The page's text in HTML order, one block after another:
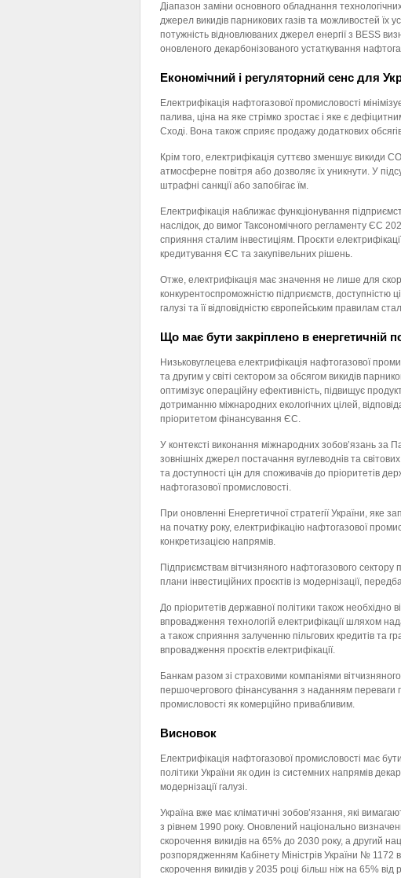
Діапазон заміни основного обладнання
джерел викидів парникових газів та можливостей їх
потужність відновлюваних джерел енергії з BESS
оновленого декарбонізованого устаткування
Економічний і регуляторний сенс для
Електрифікація нафтогазової промисловості
палива, ціна на яке стрімко зростає і яке є
Сході. Вона також сприяє продажу додаткових
Крім того, електрифікація суттєво зменшує викиди
атмосферне повітря або дозволяє їх уникнути. У
штрафні санкції або запобігає їм.
Електрифікація наближає функціонування
наслідок, до вимог Таксономічного регламенту ЄС
сприяння сталим інвестиціям. Проєкти
кредитування ЄС та закупівельних рішень.
Отже, електрифікація має значення не лише для
конкурентоспроможністю підприємств, доступністю
галузі та її відповідністю європейським правилам
Що має бути закріплено в енергетичній
Низьковуглецева електрифікація нафтогазової
та другим у світі сектором за обсягом викидів
оптимізує операційну ефективність, підвищує
дотриманню міжнародних екологічних цілей,
пріоритетом фінансування ЄС.
У контексті виконання міжнародних зобов’язань за
зовнішніх джерел постачання вуглеводнів та
та доступності цін для споживачів до пріоритетів
нафтогазової промисловості.
При оновленні Енергетичної стратегії України, яке
на початку року, електрифікацію нафтогазової
конкретизацією напрямів.
Підприємствам вітчизняного нафтогазового сектору
плани інвестиційних проєктів із модернізації,
До пріоритетів державної політики також необхідно
впровадження технологій електрифікації шляхом
а також сприяння залученню пільгових кредитів та
впровадження проєктів електрифікації.
Банкам разом зі страховими компаніями
першочергового фінансування з наданням переваги
промисловості як комерційно привабливим.
Висновок
Електрифікація нафтогазової промисловості має
політики України як один із системних напрямів
модернізації галузі.
Україна вже має кліматичні зобов’язання, які
з рівнем 1990 року. Оновлений національно
скорочення викидів на 65% до 2030 року, а другий
розпорядженням Кабінету Міністрів України №
скорочення викидів у 2035 році більш ніж на 65% від